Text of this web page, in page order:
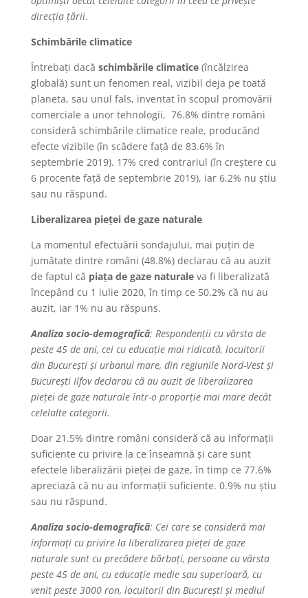
direcția țării.
Schimbările climatice
Întrebați dacă schimbările climatice(încălzirea
globală) sunt un fenomen real, vizibil deja pe toată
planeta, sau unul fals, inventat în scopul promovării
comerciale a unor tehnologii, 76.8% dintre români
consideră schimbările climatice reale, producând
efecte vizibile (în scădere față de 83.6% în
septembrie 2019). 17% cred contrariul (în creștere cu
6 procente față de septembrie 2019), iar 6.2% nu știu
sau nu răspund.
Liberalizarea pieței de gaze naturale
La momentul efectuării sondajului, mai puțin de
jumătate dintre români (48.8%) declarau că au auzit
de faptul că piața de gaze naturaleva fi liberalizată
începând cu 1 iulie 2020, în timp ce 50.2% că nu au
auzit, iar 1% nu au răspuns.
Analiza socio-demografică: Respondenții cu vârsta de
peste 45 de ani, cei cu educație mai ridicată, locuitorii
din București și urbanul mare, din regiunile Nord-Vest și
București Ilfov declarau că au auzit de liberalizarea
pieței de gaze naturale într-o proporție mai mare decât
celelalte categorii.
Doar 21.5% dintre români consideră că au informații
suficiente cu privire la ce înseamnă și care sunt
efectele liberalizării pieței de gaze, în timp ce 77.6%
apreciază că nu au informații suficiente. 0.9% nu știu
sau nu răspund.
Analiza socio-demografică: Cei care se consideră mai
informați cu privire la liberalizarea pieței de gaze
naturale sunt cu precădere bărbați, persoane cu vârsta
peste 45 de ani, cu educație medie sau superioară, cu
venit peste 3000 ron, locuitorii din București și mediul